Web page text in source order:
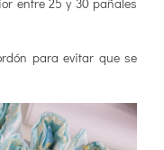
para evitar que se